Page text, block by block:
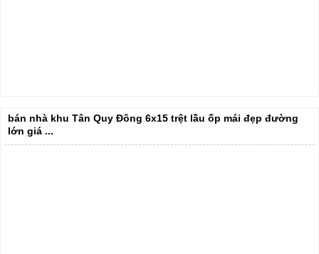
bán nhà khu Tân Quy Đông 6x15 trệt lầu ốp mái đẹp đường
lớn giá ...